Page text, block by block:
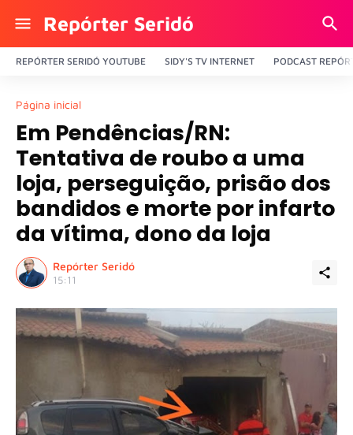
Repórter Seridó
REPÓRTER SERIDÓ YOUTUBE SIDY'S TV INTERNET PODCAST
Página inicial
Em Pendências/RN:
Tentativa de roubo a uma
loja, perseguição, prisão dos
bandidos e morte por infarto
da vítima, dono da loja
Repórter Seridó
15:11